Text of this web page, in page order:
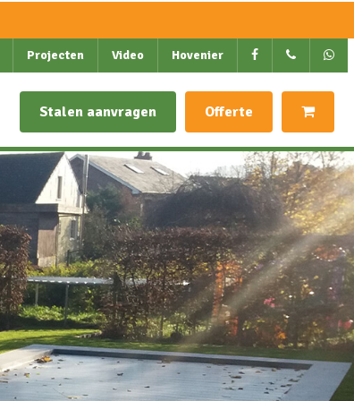
Projecten Video Hovenier
Stalen aanvragen Offerte